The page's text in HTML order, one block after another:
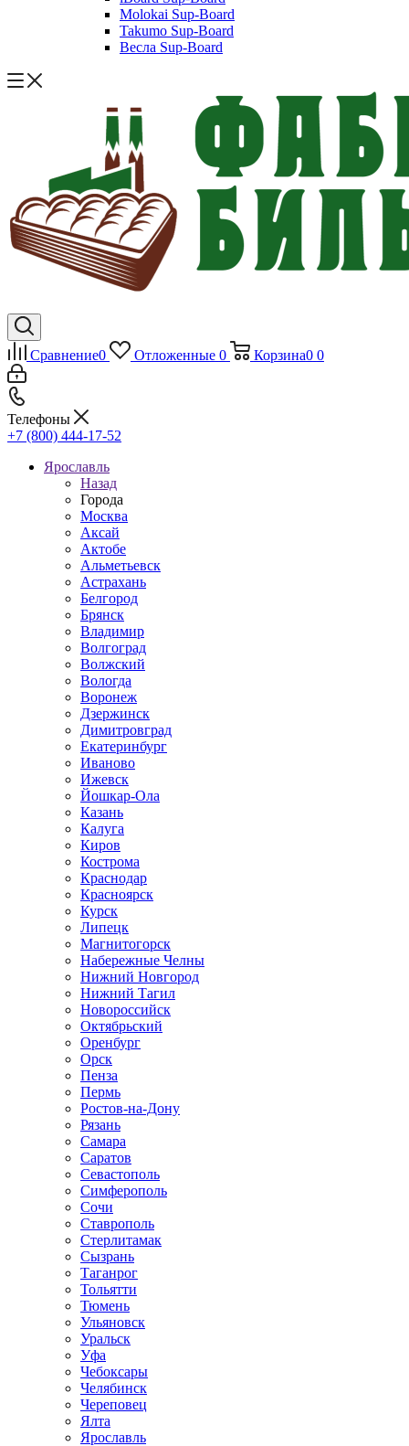
Molokai Sup-Board
Takumo Sup-Board
Весла Sup-Board
Сравнение0 Отложенные 0 Корзина0 0
Телефоны
+7 (800) 444-17-52
Ярославль
Назад
Города
Москва
Аксай
Актобе
Альметьевск
Астрахань
Белгород
Брянск
Владимир
Волгоград
Волжский
Вологда
Воронеж
Дзержинск
Димитровград
Екатеринбург
Иваново
Ижевск
Йошкар-Ола
Казань
Калуга
Киров
Кострома
Краснодар
Красноярск
Курск
Липецк
Магнитогорск
Набережные Челны
Нижний Новгород
Нижний Тагил
Новороссийск
Октябрьский
Оренбург
Орск
Пенза
Пермь
Ростов-на-Дону
Рязань
Самара
Саратов
Севастополь
Симферополь
Сочи
Ставрополь
Стерлитамак
Сызрань
Таганрог
Тольятти
Тюмень
Ульяновск
Уральск
Уфа
Чебоксары
Челябинск
Череповец
Ялта
Ярославль